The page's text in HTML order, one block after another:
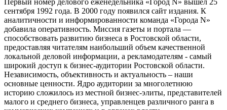
Первый номер делового еженедельника «Город N» вышел 25
сентября 1992 года. В 2000 году появился сайт издания. К
аналитичности и информированности команда «Города N»
добавила оперативность. Миссия газеты и портала —
способствовать развитию бизнеса в Ростовской области,
предоставляя читателям наибольший объем качественной
локальной деловой информации, а рекламодателям - самый
широкий доступ к бизнес-аудитории Ростовской области.
Независимость, объективность и актуальность – наши
основные ценности. Ядро аудитории за многолетнюю
историю сложилось из местной бизнес-элиты, представителей
малого и среднего бизнеса, управленцев различного ранга в